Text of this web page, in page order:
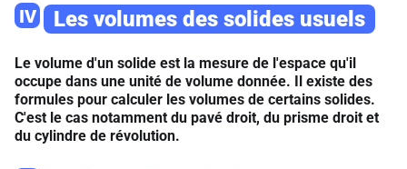
IV Les volumes des solides usuels
Le volume d'un solide est la mesure de l'espace qu'il
occupe dans une unité de volume donnée. Il existe des
formules pour calculer les volumes de certains solides.
C'est le cas notamment du pavé droit, du prisme droit et
du cylindre de révolution.